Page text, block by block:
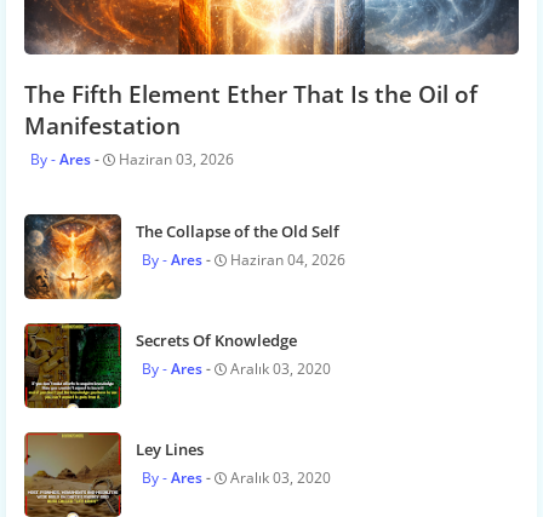
The Fifth Element Ether That Is the Oil of
Manifestation
Ares Haziran 03, 2026
The Collapse of the Old Self
Ares Haziran 04, 2026
Secrets Of Knowledge
Ares Aralık 03, 2020
Ley Lines
Ares Aralık 03, 2020